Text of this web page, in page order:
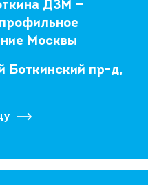
ДЗМ —
Москвы
Боткинский пр-д,